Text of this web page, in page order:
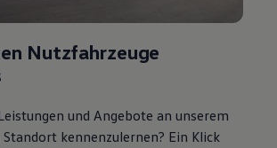
Nutzfahrzeuge
und Angebote an unserem
kennenzulernen? Ein Klick